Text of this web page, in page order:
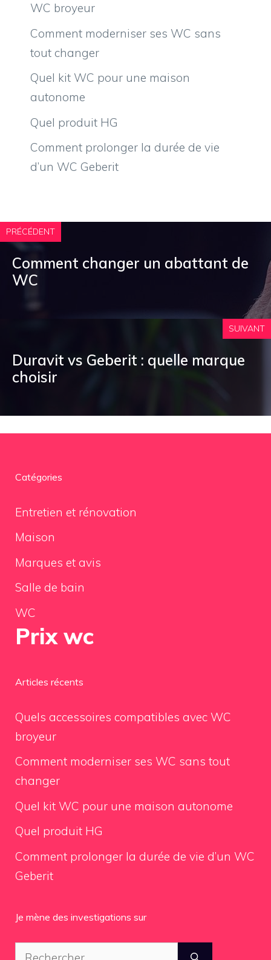
WC broyeur
Comment moderniser ses WC sans
tout changer
Quel kit WC pour une maison
autonome
Quel produit HG
Comment prolonger la durée de vie
d’un WC Geberit
PRÉCÉDENT
Comment changer un abattant de
WC
SUIVANT
Duravit vs Geberit : quelle marque
choisir
Catégories
Entretien et rénovation
Maison
Marques et avis
Salle de bain
WC
Prix wc
Articles récents
Quels accessoires compatibles avec WC
broyeur
Comment moderniser ses WC sans tout
changer
Quel kit WC pour une maison autonome
Quel produit HG
Comment prolonger la durée de vie d’un WC
Geberit
Je mène des investigations sur
Rechercher :